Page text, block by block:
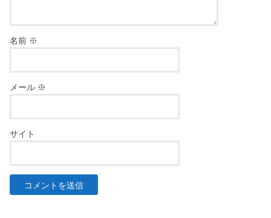
名前 ※
メール ※
サイト